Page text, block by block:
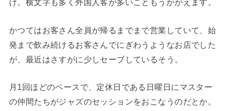
け。横文字も多く外国人客が多いこともうかがえます。
かつてはお客さん全員が帰るまでまで営業していて、始
発まで飲み続けるお客さんでにぎわうようなお店でした
が、最近はさすがに少しセーブしているそう。
月1回ほどのペースで、定休日である日曜日にマスター
の仲間たちがジャズのセッションをおこなうのだとか。